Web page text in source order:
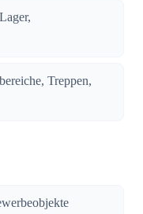
Treppen,